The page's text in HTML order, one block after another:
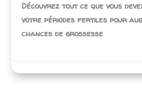
Découvrez tout ce que vous
votre périodes fertiles pour
chances de grossesse